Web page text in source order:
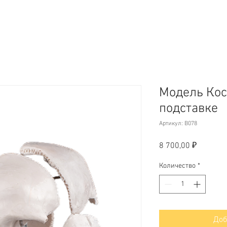
Модель
подставке
Артикул: B078
8 700,00 ₽Цена
Количество *